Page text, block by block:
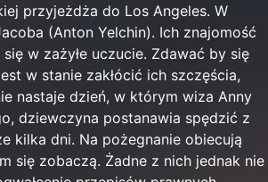
przyjeżdża do Los Angeles. W
(Anton Yelchin). Ich znajomość
w zażyłe uczucie. Zdawać by się
w stanie zakłócić ich szczęścia,
nastaje dzień, w którym wiza Anny
dziewczyna postanawia spędzić z
kilka dni. Na pożegnanie obiecują
się zobaczą. Żadne z nich jednak nie